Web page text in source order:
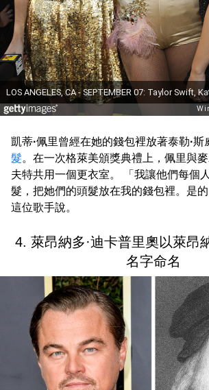
凱蒂·佩里曾經在她的錢包裡放著泰勒·斯
髮。在一次格萊美頒獎典禮上，佩里與
夫特共用一個更衣室。 「我讓他們每個
髮，把她們的頭髮放在我的錢包裡。是的
這位歌手說。
4. 萊昂納多·迪卡普里奧以萊昂
名字命名